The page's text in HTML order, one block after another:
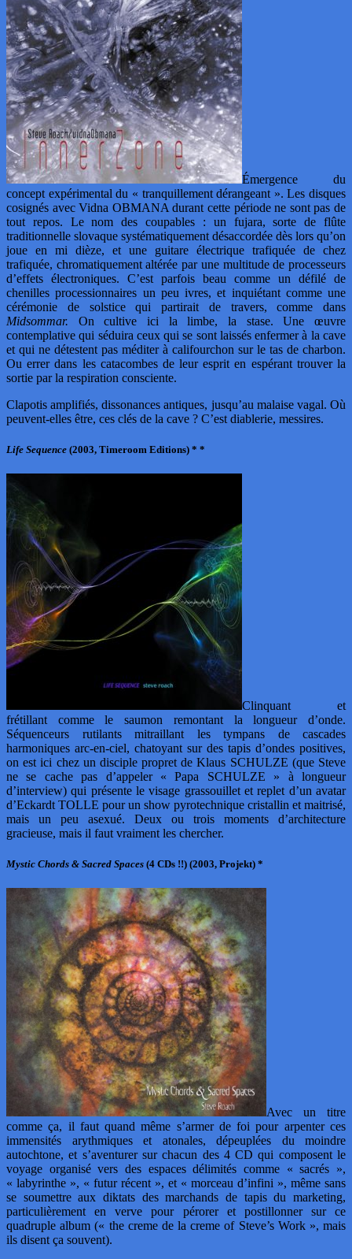
Émergence du
concept expérimental du « tranquillement dérangeant ». Les disques
cosignés avec Vidna OBMANA durant cette période ne sont pas de
tout repos. Le nom des coupables : un fujara, sorte de flûte
traditionnelle slovaque systématiquement désaccordée dès lors qu’on
joue en mi dièze, et une guitare électrique trafiquée de chez
trafiquée, chromatiquement altérée par une multitude de processeurs
d’effets électroniques. C’est parfois beau comme un défilé de
chenilles processionnaires un peu ivres, et inquiétant comme une
cérémonie de solstice qui partirait de travers, comme dans
Midsommar. On cultive ici la limbe, la stase. Une œuvre
contemplative qui séduira ceux qui se sont laissés enfermer à la cave
et qui ne détestent pas méditer à califourchon sur le tas de charbon.
Ou errer dans les catacombes de leur esprit en espérant trouver la
sortie par la respiration consciente.
Clapotis amplifiés, dissonances antiques, jusqu’au malaise vagal. Où
peuvent-elles être, ces clés de la cave ? C’est diablerie, messires.
Life Sequence (2003, Timeroom Editions) * *
Clinquant et
frétillant comme le saumon remontant la longueur d’onde.
Séquenceurs rutilants mitraillant les tympans de cascades
harmoniques arc-en-ciel, chatoyant sur des tapis d’ondes positives,
on est ici chez un disciple propret de Klaus SCHULZE (que Steve
ne se cache pas d’appeler « Papa SCHULZE » à longueur
d’interview) qui présente le visage grassouillet et replet d’un avatar
d’Eckardt TOLLE pour un show pyrotechnique cristallin et maitrisé,
mais un peu asexué. Deux ou trois moments d’architecture
gracieuse, mais il faut vraiment les chercher.
Mystic Chords & Sacred Spaces (4 CDs !!) (2003, Projekt) *
Avec un titre
comme ça, il faut quand même s’armer de foi pour arpenter ces
immensités arythmiques et atonales, dépeuplées du moindre
autochtone, et s’aventurer sur chacun des 4 CD qui composent le
voyage organisé vers des espaces délimités comme « sacrés »,
« labyrinthe », « futur récent », et « morceau d’infini », même sans
se soumettre aux diktats des marchands de tapis du marketing,
particulièrement en verve pour pérorer et postillonner sur ce
quadruple album (« the creme de la creme of Steve’s Work », mais
ils disent ça souvent).